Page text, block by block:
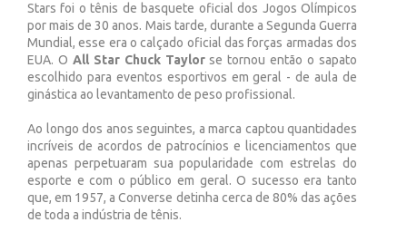
Stars foi o tênis de basquete oficial dos Jogos Olímpicos
por mais de 30 anos. Mais tarde, durante a Segunda Guerra
Mundial, esse era o calçado oficial das forças armadas dos
EUA. O All Star Chuck Taylorse tornou então o sapato
escolhido para eventos esportivos em geral - de aula de
ginástica ao levantamento de peso profissional.
Ao longo dos anos seguintes, a marca captou quantidades
incríveis de acordos de patrocínios e licenciamentos que
apenas perpetuaram sua popularidade com estrelas do
esporte e com o público em geral. O sucesso era tanto
que, em 1957, a Converse detinha cerca de 80% das ações
de toda a indústria de tênis.